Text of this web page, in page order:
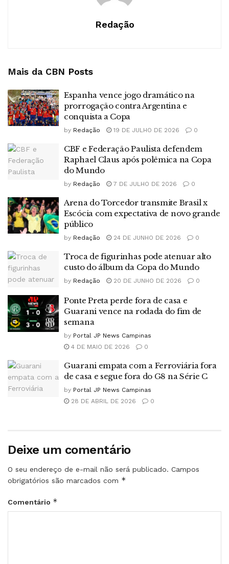
Redação
Mais da CBN Posts
Espanha vence jogo dramático na
prorrogação contra Argentina e
conquista a Copa
by Redação 19 DE JULHO DE 2026 0
CBF e Federação Paulista defendem
Raphael Claus após polêmica na Copa
do Mundo
by Redação 7 DE JULHO DE 2026 0
Arena do Torcedor transmite Brasil x
Escócia com expectativa de novo grande
público
by Redação 24 DE JUNHO DE 2026 0
Troca de figurinhas pode atenuar alto
custo do álbum da Copa do Mundo
by Redação 20 DE JUNHO DE 2026 0
Ponte Preta perde fora de casa e
Guarani vence na rodada do fim de
semana
by Portal JP News Campinas
4 DE MAIO DE 2026
0
Guarani empata com a Ferroviária fora
de casa e segue fora do G8 na Série C
by Portal JP News Campinas
28 DE ABRIL DE 2026
0
Deixe um comentário
O seu endereço de e-mail não será publicado. Campos
obrigatórios são marcados com *
Comentário *